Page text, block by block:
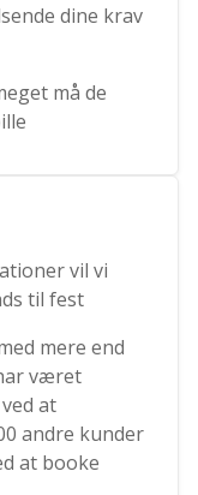
dine krav
må de
vil vi
til fest
mere end
været
at
andre kunder
at booke